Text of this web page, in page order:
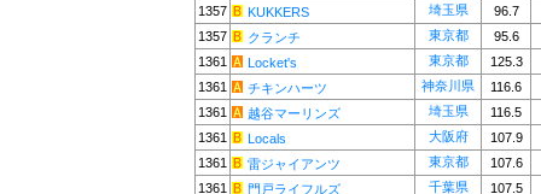
1357
KUKKERS 埼玉県
96.7
1357
クランチ 東京都
95.6
1361
Locket's 東京都
125.3
1361
チキンハーツ 神奈川県
116.6
1361
越谷マーリンズ 埼玉県
116.5
1361
Locals 大阪府
107.9
1361
雷ジャイアンツ 東京都
107.6
1361
門戸ライフルズ 千葉県
107.5